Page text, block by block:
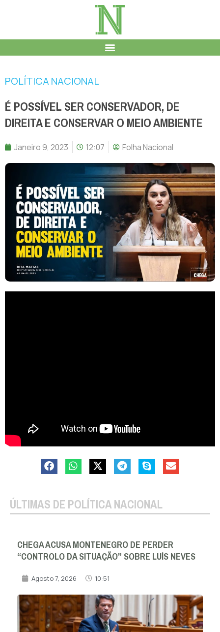
POLÍTICA NACIONAL
É POSSÍVEL SER CONSERVADOR, DE
DIREITA E CONSERVAR O MEIO AMBIENTE
Janeiro 9, 2023 12:07 Folha Nacional
ÚLTIMAS DE POLÍTICA NACIONAL
CHEGA ACUSA MONTENEGRO DE PERDER
“CONTROLO DA SITUAÇÃO” SOBRE LUÍS NEVES
Agosto 7, 2026 10:51